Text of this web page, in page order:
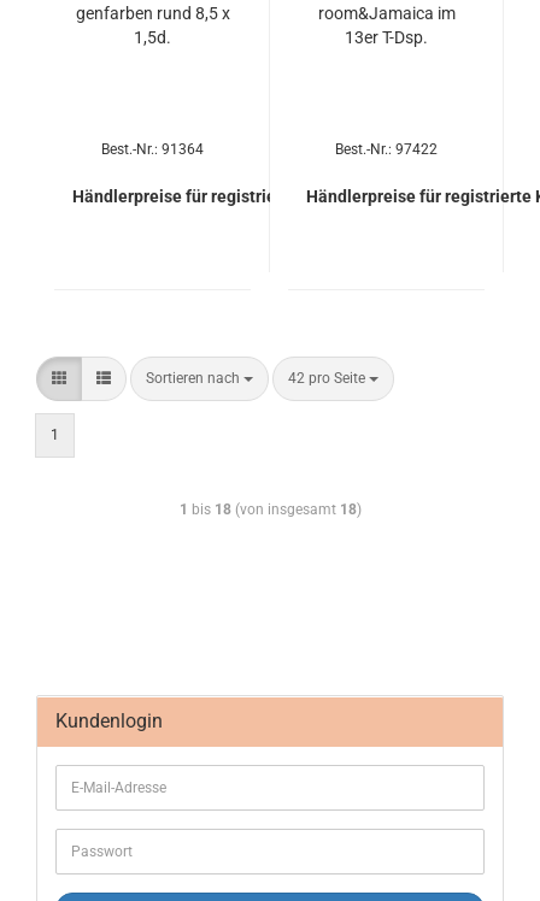
gen­far­ben rund 8,5 x
1,5d.
Best.-Nr.: 91364
Händlerpreise für registrierte Kunden
room&Ja­mai­ca im
13er T-Dsp.
Best.-Nr.: 97422
Händlerpreise für registrierte
Sortieren nach 42 pro Seite
1
1 bis 18(von insgesamt 18)
Kundenlogin